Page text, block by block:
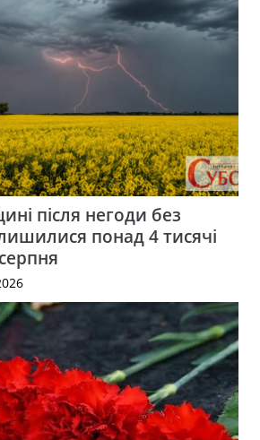
після негоди без
понад 4 тисячі